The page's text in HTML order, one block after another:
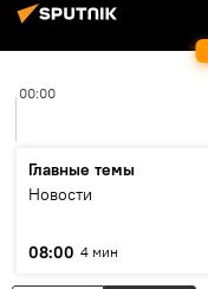
00:00
Главные темы
Новости
08:00 4 мин